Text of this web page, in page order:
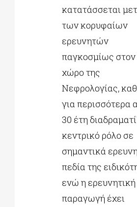
κατατάσσεται
των κορυφαίων
ερευνητών
παγκοσμίως στον
χώρο της
Νεφρολογίας,
για περισσότερα
30 έτη
κεντρικό ρόλο σε
σημαντικά
πεδία της
ενώ η ερευνητική
παραγωγή έχει